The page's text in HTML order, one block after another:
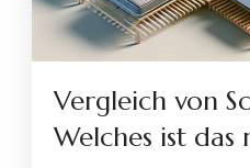
Vergleich von
Welches ist das